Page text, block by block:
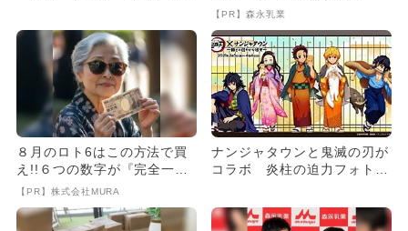
【PR】森永乳業
８月のロト6はこの方法で買
え!!６つの数字が『完全一
致』する方法
【PR】株式会社MURA
ナンジャタウンと鬼滅の刃が
コラボ 炎柱の迫力フォトス